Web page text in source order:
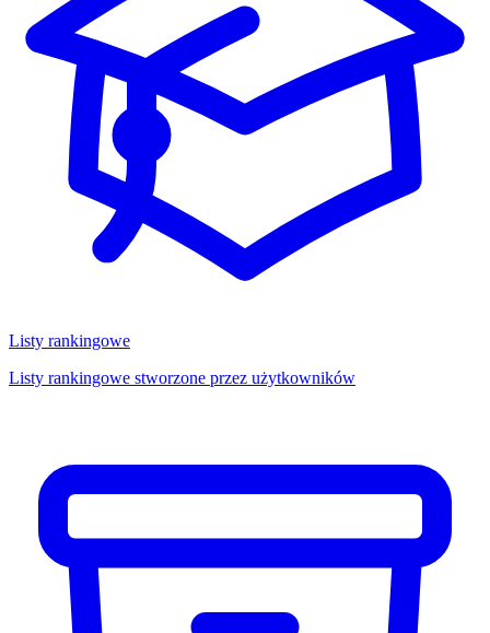
Listy rankingowe
Listy rankingowe stworzone przez użytkowników